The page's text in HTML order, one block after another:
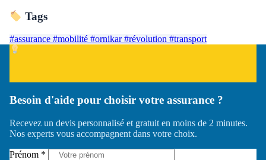
Tags
#assurance #mobilité #ornikar#révolution #transport
Besoin d'aide pour choisir votre assurance ?
Recevez un devis personnalisé et gratuit en moins de 2 minutes.
Nos experts vous accompagnent dans votre choix.
Prénom *